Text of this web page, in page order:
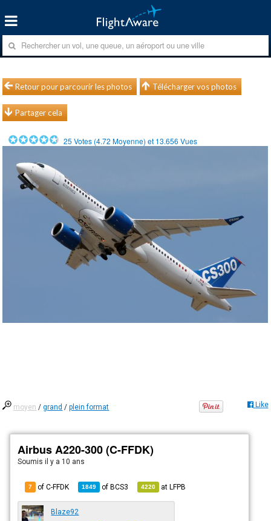
Retour pour parcourir les photos Télécharger vos photos
Partager cela
25 Votes (4.72 Moyenne) et 13.656 Vues
moyen /grand /plein format Like
Airbus A220-300 (C-FFDK)
Soumisil y a 10 ans
7 of C-FFDK 1849 ofBCS3 4220 atLFPB
Blaze92